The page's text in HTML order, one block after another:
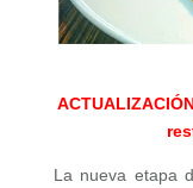
La nueva etapa